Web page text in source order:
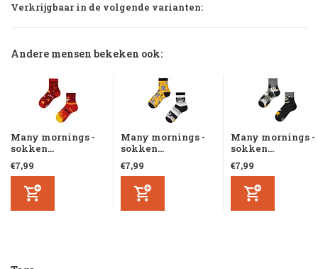
Verkrijgbaar in de volgende varianten:
Andere mensen bekeken ook:
Many mornings -
sokken...
€7,99
Many mornings -
sokken...
€7,99
Many mornings -
sokken...
€7,99